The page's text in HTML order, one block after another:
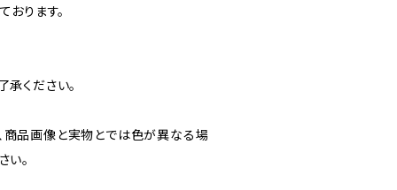
ります。
ください。
商品画像と実物とでは色が異なる場
い。